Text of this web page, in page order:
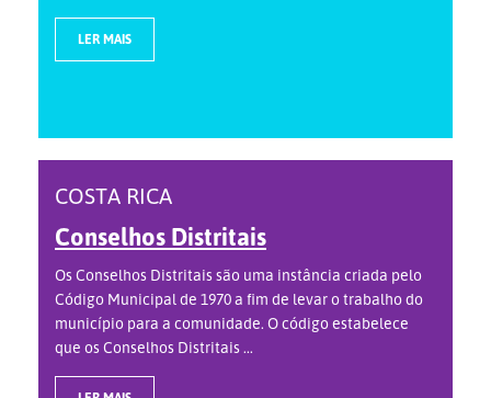
LER MAIS
COSTA RICA
Conselhos Distritais
Os Conselhos Distritais são uma instância criada pelo
Código Municipal de 1970 a fim de levar o trabalho do
município para a comunidade. O código estabelece
que os Conselhos Distritais ...